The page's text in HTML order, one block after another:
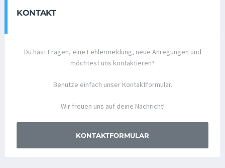
KONTAKT
Du hast Fragen, eine Fehlermeldung, neue Anregungen und
möchtest uns kontaktieren?
Benutze einfach unser Kontaktformular.
Wir freuen uns auf deine Nachricht!
KONTAKTFORMULAR